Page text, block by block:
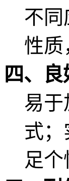
不
性质
四、
易于
式
足个